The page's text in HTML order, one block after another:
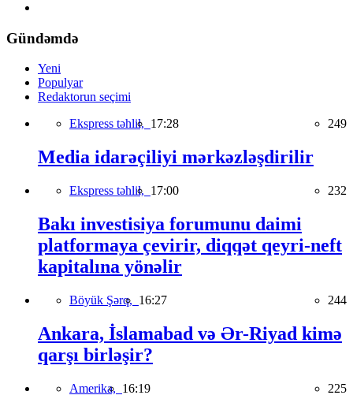
Gündəmdə
Yeni
Populyar
Redaktorun seçimi
Ekspress təhlil, 17:28 249
Media idarəçiliyi mərkəzləşdirilir
Ekspress təhlil, 17:00 232
Bakı investisiya forumunu daimi
platformaya çevirir, diqqət qeyri-neft
kapitalına yönəlir
Böyük Şərq, 16:27 244
Ankara, İslamabad və Ər-Riyad kimə
qarşı birləşir?
Amerika, 16:19 225